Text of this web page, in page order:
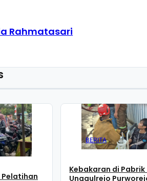
Rahmatasari
Pelatihan
BERITA
Kebakaran di
Unggulrejo